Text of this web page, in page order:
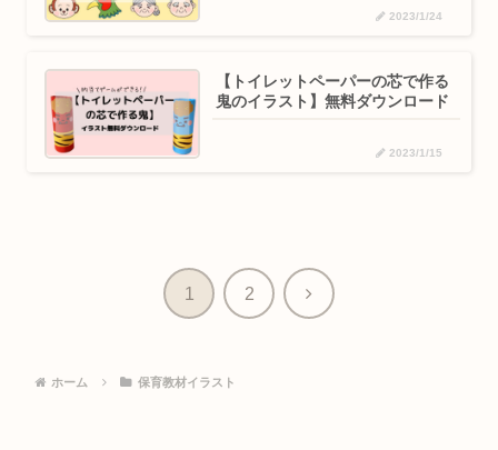
2023/1/24
【トイレットペーパーの芯で作る
鬼のイラスト】無料ダウンロード
2023/1/15
1 2 次
ホーム 保育教材イラスト